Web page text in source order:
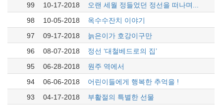
99
10-17-2018
오랜 세월 정들었던 정선을 떠나며...
98
10-05-2018
옥수수잔치 이야기
97
09-17-2018
늙은이가 호강이구만
96
08-07-2018
정선 ‘대철베드로의 집’
95
06-28-2018
원주 역에서
94
06-06-2018
어린이들에게 행복한 추억을 !
93
04-17-2018
부활절의 특별한 선물